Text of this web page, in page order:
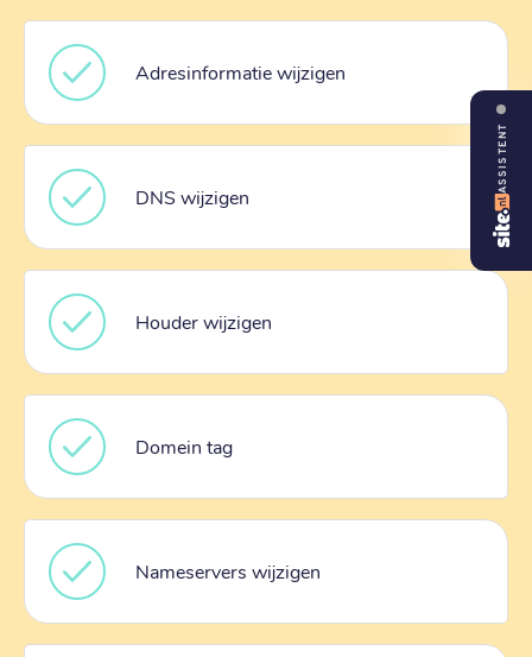
Adresinformatie wijzigen
DNS wijzigen
Houder wijzigen
Domein tag
Nameservers wijzigen
ASSISTENT